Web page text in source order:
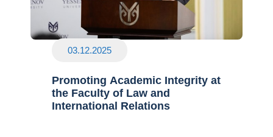
03.12.2025
Promoting Academic Integrity at
the Faculty of Law and
International Relations